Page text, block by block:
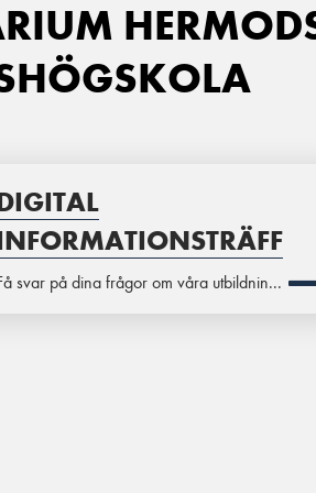
svar på dina frågor om våra utbildnin...